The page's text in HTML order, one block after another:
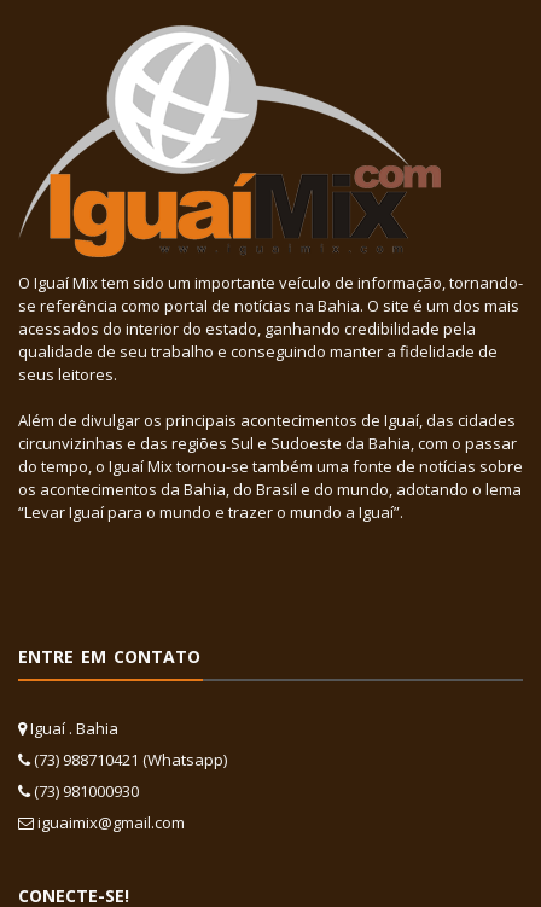
O Iguaí Mix tem sido um importante veículo de informação, tornando-
se referência como portal de notícias na Bahia. O site é um dos mais
acessados do interior do estado, ganhando credibilidade pela
qualidade de seu trabalho e conseguindo manter a fidelidade de
seus leitores.
Além de divulgar os principais acontecimentos de Iguaí, das cidades
circunvizinhas e das regiões Sul e Sudoeste da Bahia, com o passar
do tempo, o Iguaí Mix tornou-se também uma fonte de notícias sobre
os acontecimentos da Bahia, do Brasil e do mundo, adotando o lema
“Levar Iguaí para o mundo e trazer o mundo a Iguaí”.
ENTRE EM CONTATO
Iguaí . Bahia
(73) 988710421 (Whatsapp)
(73) 981000930
iguaimix@gmail.com
CONECTE-SE!